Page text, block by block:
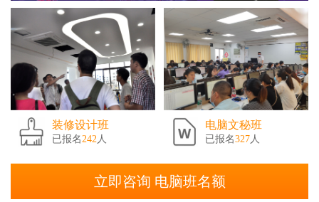
装修设计班
已报名 242 人
电脑文秘班
已报名327 人
立即咨询 电脑班名额